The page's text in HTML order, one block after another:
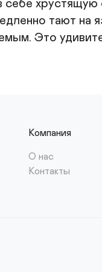
хрустящую
тают на
Это
Компания
О нас
Контакты